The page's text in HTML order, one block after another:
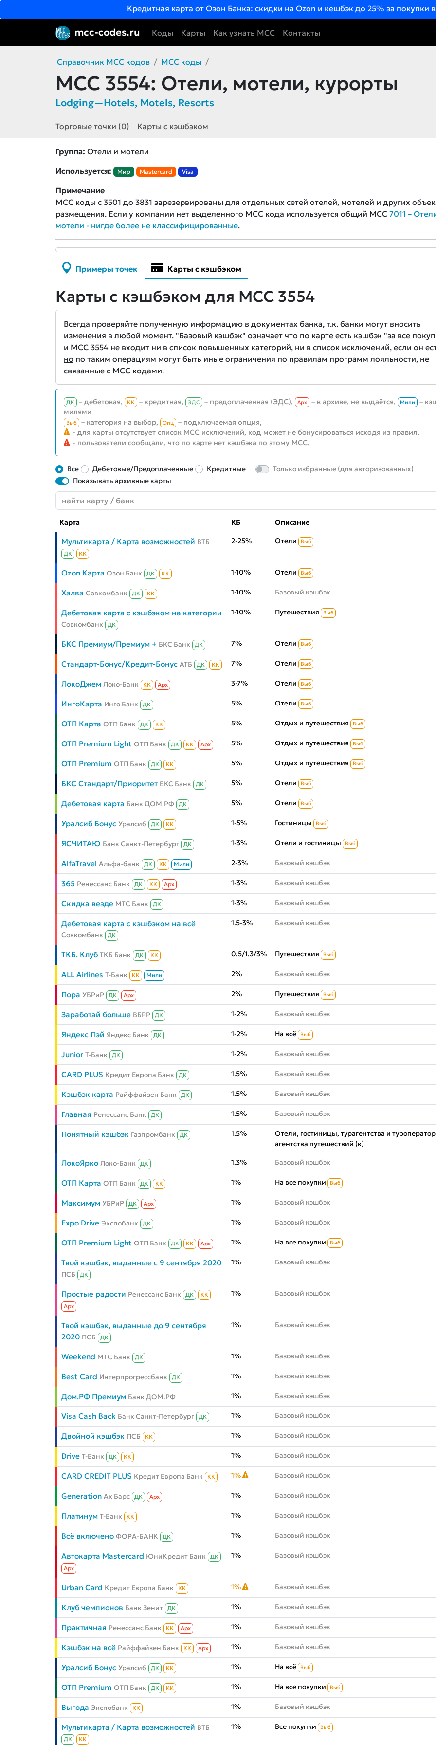
Кредитная карта от Озон Банка: скидки на Ozon и кешбэк до 25% за покупки
mcc-codes.ru Коды Карты Как узнать MCC Контакты
Справочник MCC кодов MCC коды
MCC 3554: Отели, мотели, курорты
Lodging—Hotels, Motels, Resorts
Торговые точки (0) Карты с кэшбэком
Группа: Отели и мотели
Используется:
Мир Mastercard Visa
Примечание
MCC коды с 3501 до 3831 зарезервированы для отдельных сетей отелей, мотелей и других
размещения. Если у компании нет выделенного MCC кода используется общий MCC 7011 –
мотели - нигде более не классифицированные.
Примеры точек Карты с кэшбэком
Карты с кэшбэком для MCC 3554
Всегда проверяйте полученную информацию в документах банка, т.к. банки могут вносить
изменения в любой момент. "Базовый кэшбэк" означает что по карте есть кэшбэк "за все
и MCC 3554 не входит ни в список повышенных категорий, ни в список исключений, если он
но по таким операциям могут быть иные ограничения по правилам программ лояльности, не
связанные с MCC кодами.
ДК – дебетовая, КК – кредитная, ЭДС – предоплаченная (ЭДС), Aрх – в архиве, не выдаётся, Мили
–
милями
Выб – категория на выбор, Опц
– подключаемая опция,
- для карты отсутствует список MCC исключений, код может не бонусироваться исходя из правил.
- пользователи сообщали, что по карте нет кэшбэка по этому MCC.
Все Дебетовые/Предоплаченные Кредитные
Только избранные (для авторизованных)
Показывать архивные карты
Карта КБ Описание
Мультикарта / Карта возможностей ВТБ
ДК КК
2-25% Отели Выб
Ozon Карта Озон Банк ДК КК 1-10% Отели Выб
Халва Совкомбанк ДК КК 1-10% Базовый кэшбэк
Дебетовая карта с кэшбэком на категории
Совкомбанк ДК
1-10% Путешествия Выб
БКС Премиум/Премиум + БКС Банк ДК 7% Отели Выб
Стандарт-Бонус/Кредит-Бонус АТБ ДК КК 7% Отели Выб
ЛокоДжем Локо-Банк КК Aрх 3-7% Отели Выб
ИнгоКарта Инго Банк ДК 5% Отели Выб
ОТП Карта ОТП Банк ДК КК 5% Отдых и путешествия Выб
ОТП Premium Light ОТП Банк ДК КК Aрх 5% Отдых и путешествия Выб
ОТП Premium ОТП Банк ДК КК 5% Отдых и путешествия Выб
БКС Стандарт/Приоритет БКС Банк ДК 5% Отели Выб
Дебетовая карта Банк ДОМ.РФ ДК 5% Отели Выб
Уралсиб Бонус Уралсиб ДК КК 1-5% Гостиницы Выб
ЯСЧИТАЮ Банк Санкт-Петербург ДК 1-3% Отели и гостиницы Выб
AlfaTravel Альфа-банк ДК КК Мили 2-3% Базовый кэшбэк
365 Ренессанс Банк ДК КК Aрх 1-3% Базовый кэшбэк
Скидка везде МТС Банк ДК 1-3% Базовый кэшбэк
Дебетовая карта с кэшбэком на всё
Совкомбанк ДК
1.5-3% Базовый кэшбэк
ТКБ. Клуб ТКБ Банк ДК КК 0.5/1.3/3% Путешествия Выб
ALL Airlines Т-Банк КК Мили 2% Базовый кэшбэк
Пора УБРиР ДК Aрх 2% Путешествия Выб
Заработай больше ВБРР ДК 1-2% Базовый кэшбэк
Яндекс Пэй Яндекс Банк ДК 1-2% На всё Выб
Junior Т-Банк ДК 1-2% Базовый кэшбэк
CARD PLUS Кредит Европа Банк ДК 1.5% Базовый кэшбэк
Кэшбэк карта Райффайзен Банк ДК 1.5% Базовый кэшбэк
Главная Ренессанс Банк ДК 1.5% Базовый кэшбэк
Понятный кэшбэк Газпромбанк ДК 1.5%
Отели, гостиницы, турагентства и
агентства путешествий (к)
ЛокоЯрко Локо-Банк ДК 1.3% Базовый кэшбэк
ОТП Карта ОТП Банк ДК КК 1% На все покупки Выб
Максимум УБРиР ДК Aрх 1% Базовый кэшбэк
Expo Drive Экспобанк ДК 1% Базовый кэшбэк
ОТП Premium Light ОТП Банк ДК КК Aрх 1% На все покупки Выб
Твой кэшбэк, выданные с 9 сентября 2020
ПСБ ДК
1% Базовый кэшбэк
Простые радости Ренессанс Банк ДК
КК
Aрх
1% Базовый кэшбэк
Твой кэшбэк, выданные до 9 сентября
2020 ПСБ ДК
1% Базовый кэшбэк
Weekend МТС Банк ДК 1% Базовый кэшбэк
Best Card Интерпрогрессбанк ДК 1% Базовый кэшбэк
Дом.РФ Премиум Банк ДОМ.РФ 1% Базовый кэшбэк
Visa Cash Back Банк Санкт-Петербург ДК 1% Базовый кэшбэк
Двойной кэшбэк ПСБ КК 1% Базовый кэшбэк
Drive Т-Банк ДК КК 1% Базовый кэшбэк
CARD CREDIT PLUS Кредит Европа Банк КК 1% Базовый кэшбэк
Generation Ак Барс ДК Aрх 1% Базовый кэшбэк
Платинум Т-Банк КК 1% Базовый кэшбэк
Всё включено ФОРА-БАНК ДК 1% Базовый кэшбэк
Автокарта Mastercard ЮниКредит Банк
ДК
Aрх
1% Базовый кэшбэк
Urban Card Кредит Европа Банк КК 1% Базовый кэшбэк
Клуб чемпионов Банк Зенит ДК 1% Базовый кэшбэк
Практичная Ренессанс Банк КК Aрх 1% Базовый кэшбэк
Кэшбэк на всё Райффайзен Банк КК Aрх 1% Базовый кэшбэк
Уралсиб Бонус Уралсиб ДК КК 1% На всё Выб
ОТП Premium ОТП Банк ДК КК 1% На все покупки Выб
Выгода Экспобанк КК 1% Базовый кэшбэк
Мультикарта / Карта возможностей ВТБ
ДК КК
1% Все покупки Выб